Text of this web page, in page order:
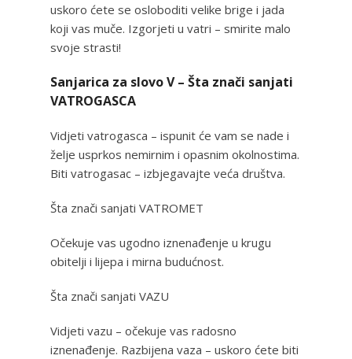
uskoro ćete se osloboditi velike brige i jada
koji vas muče. Izgorjeti u vatri – smirite malo
svoje strasti!
Sanjarica za slovo V – Šta znači sanjati
VATROGASCA
Vidjeti vatrogasca – ispunit će vam se nade i
želje usprkos nemirnim i opasnim okolnostima.
Biti vatrogasac – izbjegavajte veća društva.
Šta znači sanjati VATROMET
Očekuje vas ugodno iznenađenje u krugu
obitelji i lijepa i mirna budućnost.
Šta znači sanjati VAZU
Vidjeti vazu – očekuje vas radosno
iznenađenje. Razbijena vaza – uskoro ćete biti